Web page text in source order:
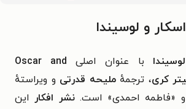
و لوسیندا
با عنوان اصلی Oscar and
کری، ترجمهٔملیحه قدرتی و ویراستهٔ
«فاطمه احمدی» است.نشر افکار این